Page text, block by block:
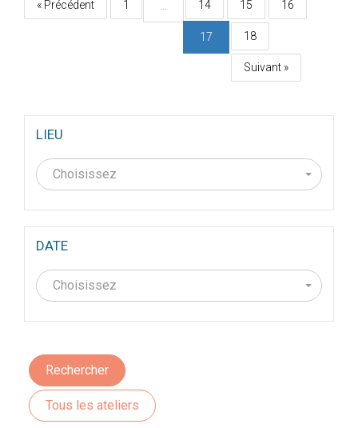
« Précédent 1 14 15 16
17 18
Suivant »
LIEU
Choisissez
DATE
Choisissez
Rechercher
Tous les ateliers